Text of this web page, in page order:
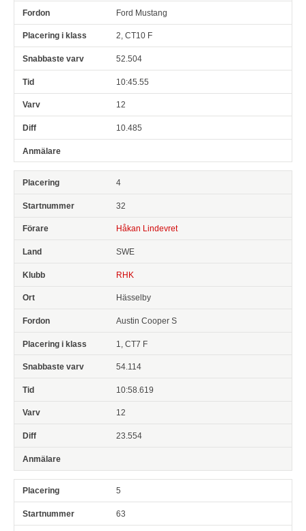
Ford Mustang
2, CT10 F
52.504
10:45.55
12
10.485
4
32
Håkan Lindevret
SWE
RHK
Hässelby
Austin Cooper S
1, CT7 F
54.114
10:58.619
12
23.554
5
63